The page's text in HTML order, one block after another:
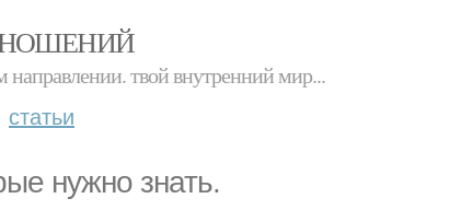
направлении. твой внутренний мир...
статьи
нужно знать.